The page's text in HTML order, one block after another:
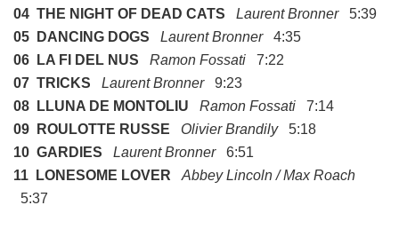
04 THE NIGHT OF DEAD CATS
Laurent Bronner5:39
05 DANCING DOGS
Laurent Bronner4:35
06 LA FI DEL NUS
Ramon Fossati 7:22
07 TRICKS
Laurent Bronner9:23
08 LLUNA DE MONTOLIU
Ramon Fossati 7:14
09 ROULOTTE RUSSE
Olivier Brandily5:18
10 GARDIES
Laurent Bronner6:51
11 LONESOME LOVER
Abbey Lincoln / Max Roach
5:37